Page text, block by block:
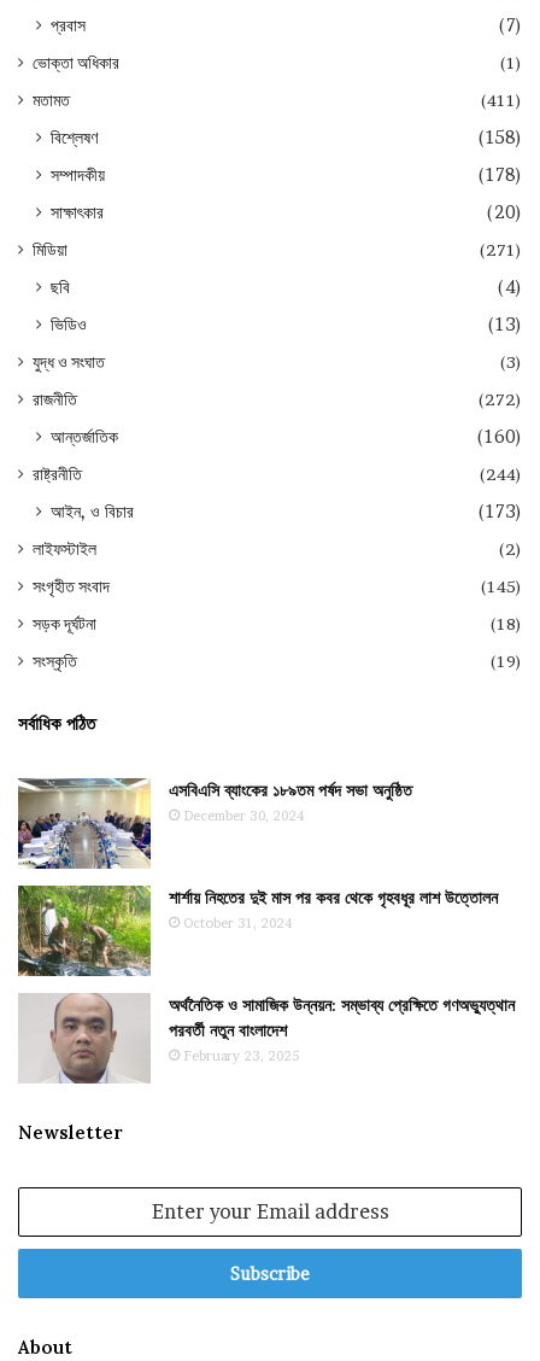
প্রবাস (7)
ভোক্তা অধিকার
(1)
মতামত
(411)
বিশ্লেষণ
(158)
সম্পাদকীয়
(178)
সাক্ষাৎকার
(20)
মিডিয়া (271)
ছবি
(4)
ভিডিও
(13)
যুদ্ধ ও সংঘাত
(3)
রাজনীতি
(272)
আন্তর্জাতিক (160)
রাষ্ট্রনীতি (244)
আইন, ও বিচার (173)
লাইফস্টাইল
(2)
সংগৃহীত সংবাদ
(145)
সড়ক দূর্ঘটনা
(18)
সংস্কৃতি
(19)
সর্বাধিক পঠিত
এসবিএসি ব্যাংকের ১৮৯তম পর্ষদ সভা অনুষ্ঠিত
December 30, 2024
শার্শায় নিহতের দুই মাস পর কবর থেকে গৃহবধূর লাশ উত্তোলন
October 31, 2024
অর্থনৈতিক ও সামাজিক উন্নয়ন: সম্ভাব্য প্রেক্ষিতে গণঅভ্যুত্থান
পরবর্তী নতুন বাংলাদেশ
February 23, 2025
Newsletter
Email
About